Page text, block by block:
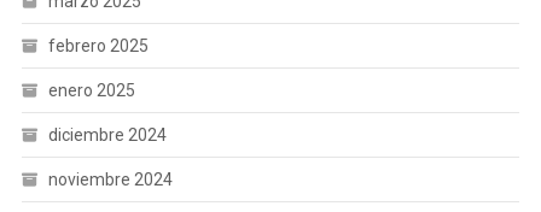
febrero 2025
enero 2025
diciembre 2024
noviembre 2024